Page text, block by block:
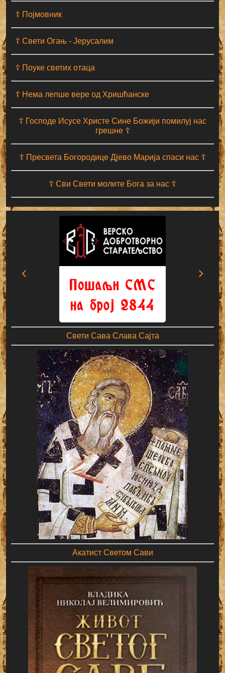
☦ Појмовник
☦ Свети Огањ - Јерусалим
☦ Поуке светих отаца
☦ Нема лепше вере од Хришћанске
☦ Господе Исусе Христе Сине Божији помилуј нас
грешне ☦
☦ Пресвета Богородице Дјево Марија спаси нас ☦
☦ Сви Свети молите Бога за нас ☦
Свети Сава Слава Сајта
Акатист Светом Сави